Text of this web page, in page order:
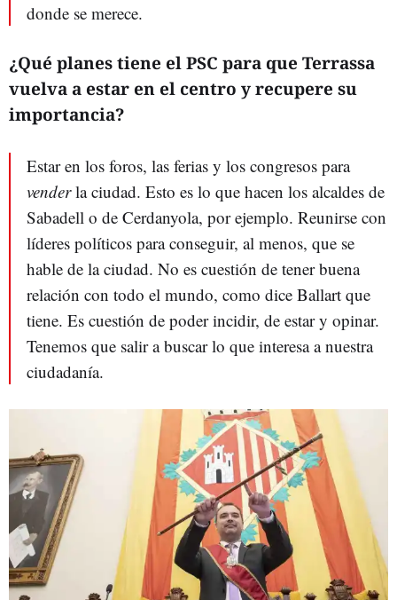
donde se merece.
¿Qué planes tiene el PSC para que Terrassa
vuelva a estar en el centro y recupere su
importancia?
Estar en los foros, las ferias y los congresos para
venderla ciudad. Esto es lo que hacen los alcaldes de
Sabadell o de Cerdanyola, por ejemplo. Reunirse con
líderes políticos para conseguir, al menos, que se
hable de la ciudad. No es cuestión de tener buena
relación con todo el mundo, como dice Ballart que
tiene. Es cuestión de poder incidir, de estar y opinar.
Tenemos que salir a buscar lo que interesa a nuestra
ciudadanía.